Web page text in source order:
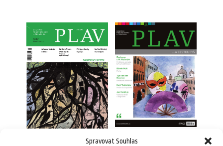
Spravovat Souhlas